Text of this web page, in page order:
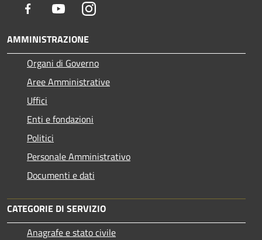
Facebook YoutubeInstagram
AMMINISTRAZIONE
Organi di Governo
Aree Amministrative
Uffici
Enti e fondazioni
Politici
Personale Amministrativo
Documenti e dati
CATEGORIE DI SERVIZIO
Anagrafe e stato civile